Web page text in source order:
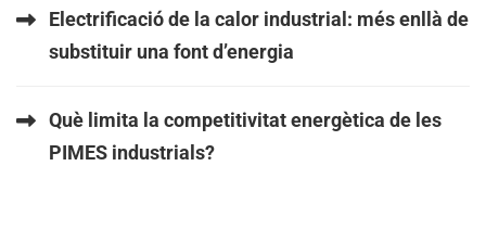
Electrificació de la calor industrial: més enllà de
substituir una font d’energia
Què limita la competitivitat energètica de les
PIMES industrials?